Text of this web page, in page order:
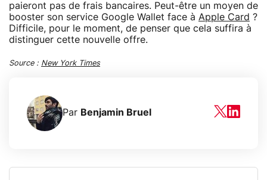
paieront pas de frais bancaires. Peut-être un moyen de
booster son service Google Wallet face à Apple Card ?
Difficile, pour le moment, de penser que cela suffira à
distinguer cette nouvelle offre.
Source : New York Times
Par Benjamin Bruel